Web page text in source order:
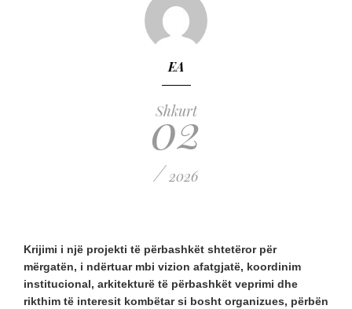
EA
Shkurt
02
/ 2026
Krijimi i një projekti të përbashkët shtetëror për
mërgatën, i ndërtuar mbi vizion afatgjatë, koordinim
institucional, arkitekturë të përbashkët veprimi dhe
rikthim të interesit kombëtar si bosht organizues, përbën